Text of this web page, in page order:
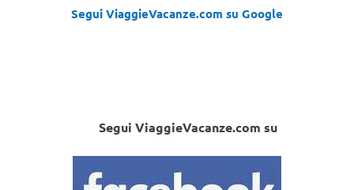
Segui ViaggieVacanze.com su Google
Segui ViaggieVacanze.com su